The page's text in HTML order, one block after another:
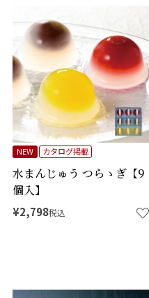
水まんじゅう つらゝぎ【9
個入】
NEW カタログ掲載
¥2,798税込